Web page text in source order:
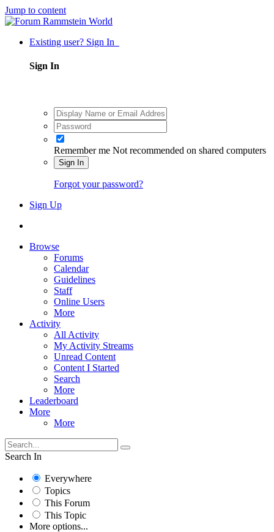
Jump to content
Existing user? Sign In
Sign In
Remember me Not recommended on shared computers
Sign In
Forgot your password?
Sign Up
Browse
Forums
Calendar
Guidelines
Staff
Online Users
More
Activity
All Activity
My Activity Streams
Unread Content
Content I Started
Search
More
Leaderboard
More
More
Search In
Everywhere
Topics
This Forum
This Topic
More options...